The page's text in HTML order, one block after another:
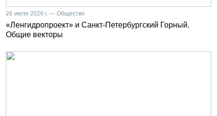
26 июля 2026 г. — Общество
«Ленгидропроект» и Санкт-Петербургский Горный.
Общие векторы